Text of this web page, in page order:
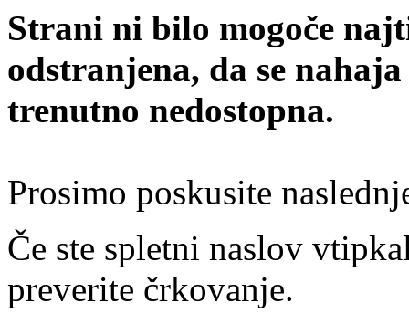
Strani ni bilo mogoče
odstranjena, da se
trenutno nedostopna.
Prosimo poskusite
Če ste spletni naslov
preverite črkovanje.